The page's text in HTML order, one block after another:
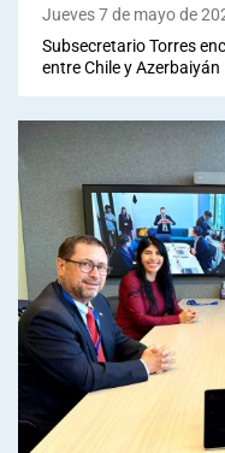
Jueves 7 de mayo de
Subsecretario Torres
entre Chile y Azerbaiyán